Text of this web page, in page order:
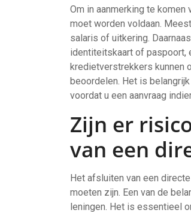
Om in aanmerking te
moet worden voldaan.
salaris of uitkering.
identiteitskaart of paspoort,
kredietverstrekkers kunnen
beoordelen. Het is
voordat u een aanvraag
Zijn er
van een
Het afsluiten van een
moeten zijn. Een van de
leningen. Het is essentieel